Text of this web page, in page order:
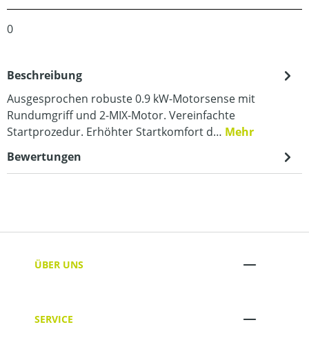
0
Beschreibung
Ausgesprochen robuste 0.9 kW-Motorsense mit
Rundumgriff und 2-MIX-Motor. Vereinfachte
Startprozedur. Erhöhter Startkomfort d… Mehr
Bewertungen
ÜBER UNS
SERVICE